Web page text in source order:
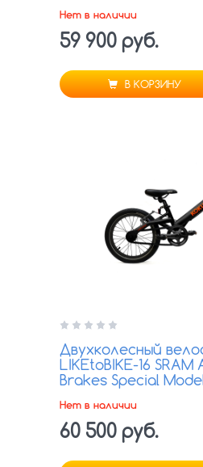
Нет в наличии
59 900 руб.
В КОРЗИНУ
Двухколесный
LIKEtoBIKE-16
Brakes Special
Нет в наличии
60 500 руб.